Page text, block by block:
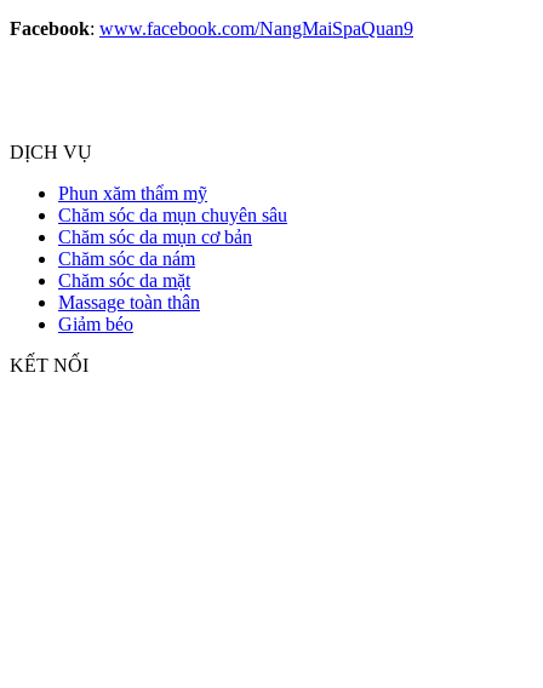
Facebook: www.facebook.com/NangMaiSpaQuan9
DỊCH VỤ
Phun xăm thẩm mỹ
Chăm sóc da mụn chuyên sâu
Chăm sóc da mụn cơ bản
Chăm sóc da nám
Chăm sóc da mặt
Massage toàn thân
Giảm béo
KẾT NỐI